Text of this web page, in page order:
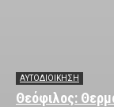
ΑΥΤΟΔΙΟΙΚΗΣΗ
Θεόφιλος: